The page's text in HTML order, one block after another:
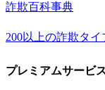
詐欺百科事典
200以上の詐欺タ
プレミアムサービ